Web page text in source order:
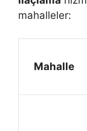
mahalleler:
Mahalle